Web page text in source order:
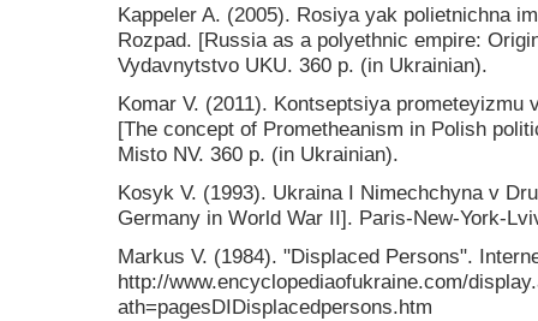
Kappeler A. (2005). Rosiya yak polietnichna
Rozpad. [Russia as a polyethnic empire:
Vydavnytstvo UKU. 360 p. (in Ukrainian).
Komar V. (2011). Kontseptsiya prometeyizmu
[The concept of Prometheanism in Polish
Misto NV. 360 p. (in Ukrainian).
Kosyk V. (1993). Ukraina I Nimechchyna v
Germany in World War II]. Paris-New-York-
Markus V. (1984). "Displaced Persons".
http://www.encyclopediaofukraine.com/
ath=pagesDIDisplacedpersons.htm